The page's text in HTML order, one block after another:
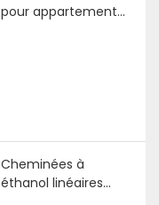
pour appartement
Cheminées à
éthanol linéaires